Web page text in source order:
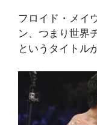
フロイド・メイ
ン、つまり世界
というタイトル